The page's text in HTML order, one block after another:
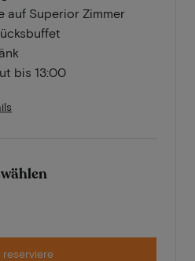
auf Superior Zimmer
bis 13:00
reserviere